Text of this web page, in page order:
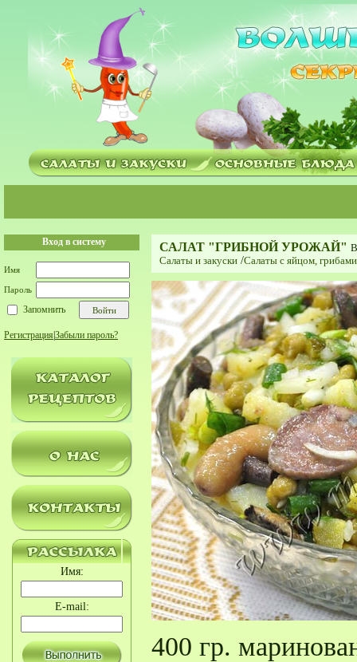
Вход в систему
Имя
Пароль
Запомнить
Регистрация Забыли пароль?
Имя:
E-mail:
САЛАТ "ГРИБНОЙ УРОЖАЙ"
Салаты и закуски /Салаты с яйцом,
400 гр.